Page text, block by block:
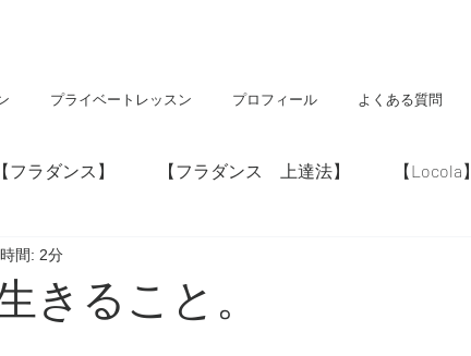
プライベートレッスン プロフィール よくある質問
【フラダンス】 【フラダンス 上達法】 【Locola】
【神社・仏閣】
きること。
間: 2分